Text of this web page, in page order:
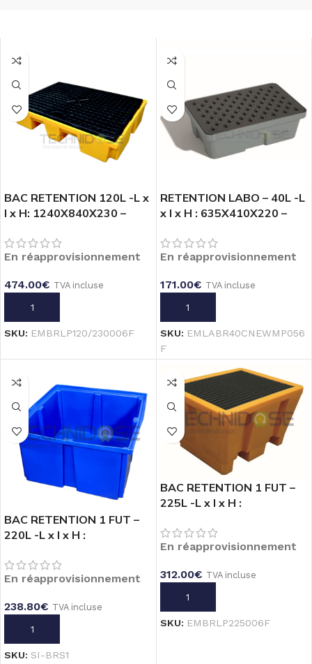
PP A
2"
TVA
BAC RETENTION 120L -L x
l x H: 1240X840X230 –
En réapprovisionnement
474.00€ TVA incluse
AJOUTER AU PANIER
SKU: EMBRLP120/230006F
RETENTION LABO – 40L -L
x l x H : 635X410X220 –
En réapprovisionnement
171.00€ TVA incluse
AJOUTER AU PANIER
SKU: EMLABR40CNEWMP056
F
BAC RETENTION 1 FUT –
220L -L x l x H :
CAILLEBOTIS
En réapprovisionnement
238.80€ TVA incluse
AJOUTER AU PANIER
SKU: SI-BRS1
BAC RETENTION 1 FUT –
225L -L x l x H :
CAILLEBOTIS PP
En réapprovisionnement
312.00€ TVA incluse
AJOUTER AU PANIER
SKU: EMBRLP225006F